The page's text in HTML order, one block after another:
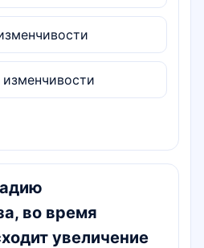
во время
увеличение